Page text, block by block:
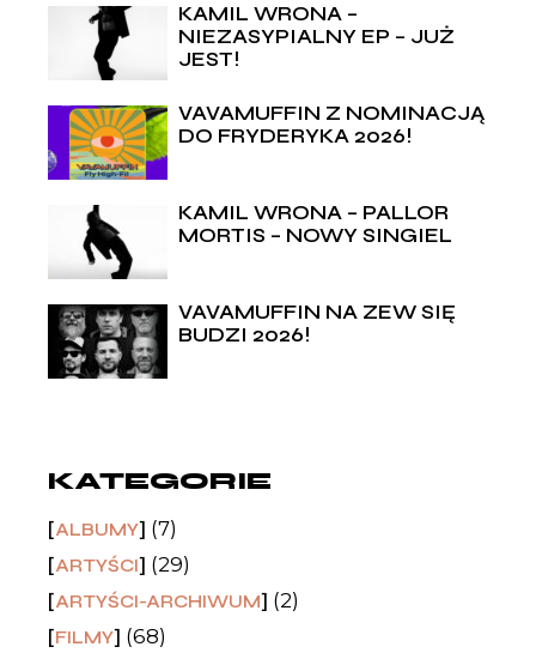
KAMIL WRONA –
NIEZASYPIALNY EP – JUŻ
JEST!
VAVAMUFFIN Z NOMINACJĄ
DO FRYDERYKA 2026!
KAMIL WRONA – PALLOR
MORTIS – NOWY SINGIEL
VAVAMUFFIN NA ZEW SIĘ
BUDZI 2026!
KATEGORIE
ALBUMY (7)
ARTYŚCI (29)
ARTYŚCI-ARCHIWUM (2)
FILMY (68)